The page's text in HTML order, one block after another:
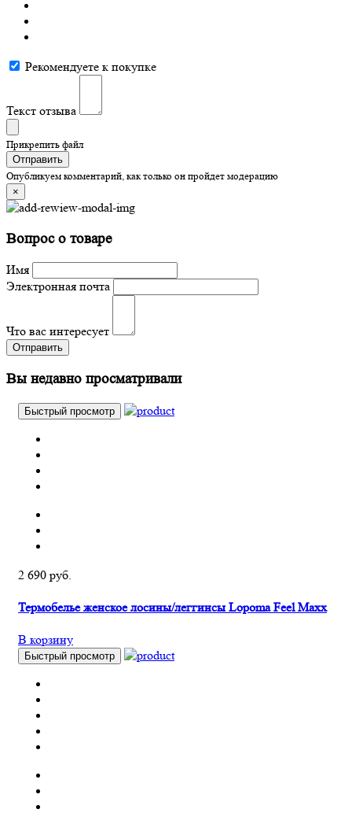
Рекомендуете к покупке
Текст отзыва
Прикрепить файл
Отправить
Опубликуем комментарий, как только он пройдет модерацию
×
Вопрос о товаре
Имя
Электронная почта
Что вас интересует
Отправить
Вы недавно просматривали
Быстрый просмотр
2 690 руб.
Термобелье женское лосины/леггинсы Lopoma Feel Maxx
В корзину
Быстрый просмотр